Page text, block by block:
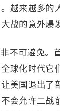
越来越多的
战的意外爆
不可避免。
球化时代它
美国退出了
会允许二战